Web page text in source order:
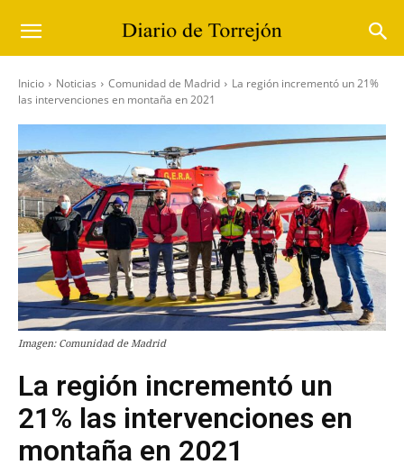
Inicio Noticias Comunidad de Madrid
La región incrementó un 21%
las intervenciones en montaña en 2021
Imagen: Comunidad de Madrid
La región incrementó un
21% las intervenciones en
montaña en 2021